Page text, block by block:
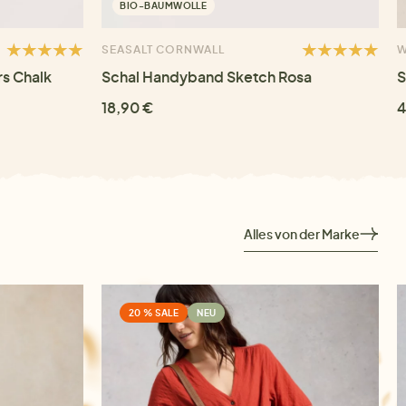
Chalk
BIO-BAUMWOLLE
SEASALT CORNWALL
Schal Handyband Sketch Rosa
18,90 €
Alles von der Marke
20 % SALE NEU